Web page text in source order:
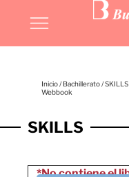
Inicio/ Bachillerato/SKILLS
Webbook
SKILLS